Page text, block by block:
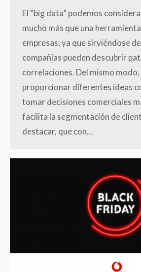
El “big data” podemos
mucho más que una
empresas, ya que sirviéndose
compañías pueden descubrir
correlaciones. Del mismo
proporcionar diferentes ideas
tomar decisiones comerciales
facilita la segmentación de
destacar, que con…